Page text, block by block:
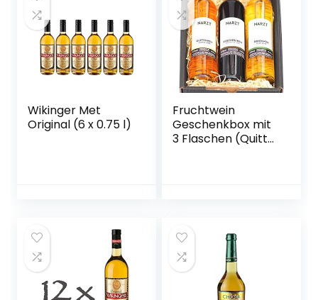
Wikinger Met
Original (6 x 0.75 l)
Fruchtwein
Geschenkbox mit
3 Flaschen (Quitte,